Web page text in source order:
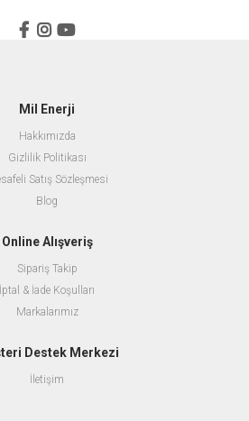
Mil Enerji
Hakkımızda
Gizlilik Politikası
Satış Sözleşmesi
Blog
Online Alışveriş
Sipariş Takip
İptal & İade Koşulları
Markalarımız
Destek Merkezi
İletişim